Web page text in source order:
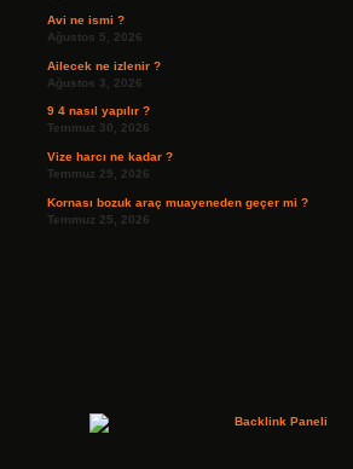
Avi ne ismi ?
Ağustos 5, 2026
Ailecek ne izlenir ?
Ağustos 3, 2026
9 4 nasıl yapılır ?
Temmuz 30, 2026
Vize harcı ne kadar ?
Temmuz 29, 2026
Kornası bozuk araç muayeneden geçer mi ?
Temmuz 25, 2026